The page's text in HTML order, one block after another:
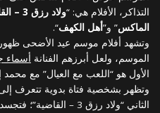
التذاكر، الأفلام هي: “ولاد رزق 3 – القاضية
الماكس” و”أهل الكهف“.
وتشهد أفلام موسم عيد الأضحى
الموسم، ولعل أبرزهم الفنانة أسماء
الأول هو “اللعب مع العيال” مع محمد
وتظهر بشخصية فتاة بدوية تتعرف
الثاني “ولاد رزق 3 –